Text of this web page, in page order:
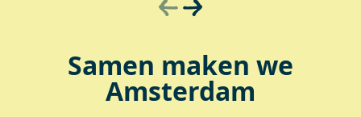
Samen maken we
Amsterdam